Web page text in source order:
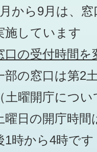
月から9月は、
施しています
口の受付時間
部の窓口は第2
（土曜開庁につ
曜日の開庁時
1時から4時です